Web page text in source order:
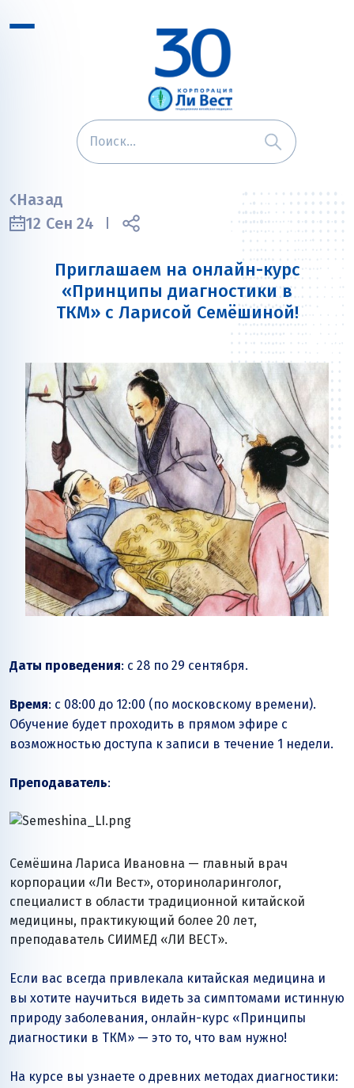
Назад
12 Сен 24
Приглашаем на онлайн-курс
«Принципы диагностики в
ТКМ» с Ларисой Семёшиной!
Даты проведения: с 28 по 29 сентября.
Время: с 08:00 до 12:00 (по московскому времени).
Обучение будет проходить в прямом эфире с
возможностью доступа к записи в течение 1 недели.
Преподаватель:
Семёшина Лариса Ивановна — главный врач
корпорации «Ли Вест», оториноларинголог,
специалист в области традиционной китайской
медицины, практикующий более 20 лет,
преподаватель СИИМЕД «ЛИ ВЕСТ».
Если вас всегда привлекала китайская медицина и
вы хотите научиться видеть за симптомами истинную
природу заболевания, онлайн-курс «Принципы
диагностики в ТКМ» — это то, что вам нужно!
На курсе вы узнаете о древних методах диагностики: